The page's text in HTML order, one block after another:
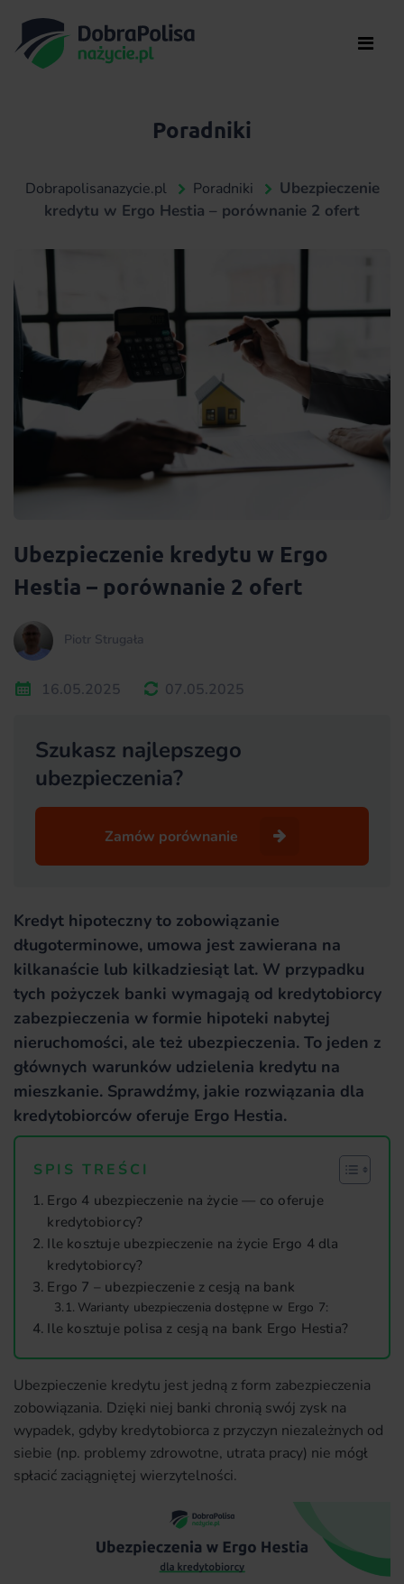
Poradniki
Dobrapolisanazycie.pl Poradniki
Ubezpieczenie
kredytu w Ergo Hestia – porównanie 2 ofert
Ubezpieczenie kredytu w Ergo
Hestia – porównanie 2 ofert
Piotr Strugała
16.05.2025 07.05.2025
Szukasz najlepszego
ubezpieczenia?
Zamów porównanie
Kredyt hipoteczny to zobowiązanie
długoterminowe, umowa jest zawierana na
kilkanaście lub kilkadziesiąt lat. W przypadku
tych pożyczek banki wymagają od kredytobiorcy
zabezpieczenia w formie hipoteki nabytej
nieruchomości, ale też ubezpieczenia. To jeden z
głównych warunków udzielenia kredytu na
mieszkanie. Sprawdźmy, jakie rozwiązania dla
kredytobiorców oferuje Ergo Hestia.
SPIS TREŚCI
Ergo 4 ubezpieczenie na życie — co oferuje
kredytobiorcy?
Ile kosztuje ubezpieczenie na życie Ergo 4 dla
kredytobiorcy?
Ergo 7 – ubezpieczenie z cesją na bank
Warianty ubezpieczenia dostępne w Ergo 7:
Ile kosztuje polisa z cesją na bank Ergo Hestia?
Ubezpieczenie kredytu jest jedną z form zabezpieczenia
zobowiązania. Dzięki niej banki chronią swój zysk na
wypadek, gdyby kredytobiorca z przyczyn niezależnych od
siebie (np. problemy zdrowotne, utrata pracy) nie mógł
spłacić zaciągniętej wierzytelności.